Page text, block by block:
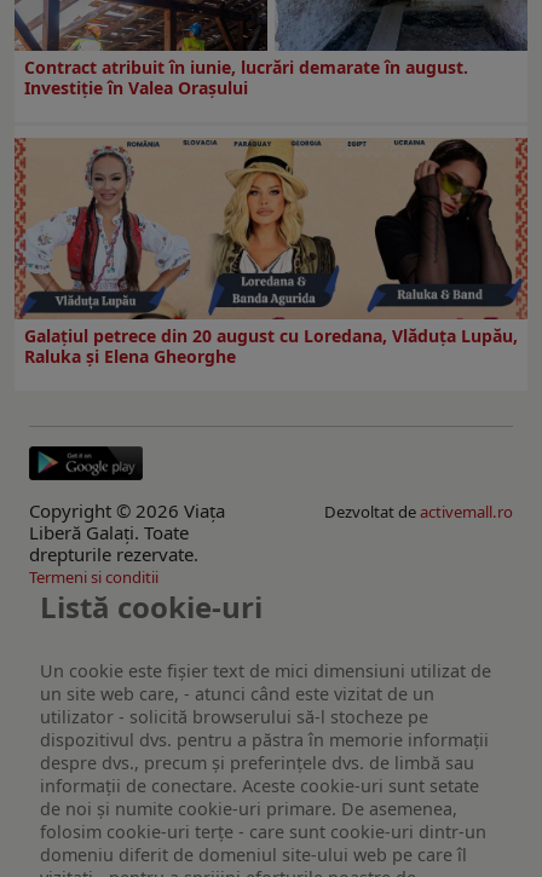
Contract atribuit în iunie, lucrări demarate în august.
Investiţie în Valea Oraşului
Galaţiul petrece din 20 august cu Loredana, Vlăduța Lupău,
Raluka și Elena Gheorghe
Copyright © 2026 Viaţa
Liberă Galaţi. Toate
drepturile rezervate.
Dezvoltat deactivemall.ro
Termeni si conditii
Listă cookie-uri
Un cookie este fişier text de mici dimensiuni utilizat de
un site web care, - atunci când este vizitat de un
utilizator - solicită browserului să-l stocheze pe
dispozitivul dvs. pentru a păstra în memorie informații
despre dvs., precum și preferințele dvs. de limbă sau
informații de conectare. Aceste cookie-uri sunt setate
de noi și numite cookie-uri primare. De asemenea,
folosim cookie-uri terțe - care sunt cookie-uri dintr-un
domeniu diferit de domeniul site-ului web pe care îl